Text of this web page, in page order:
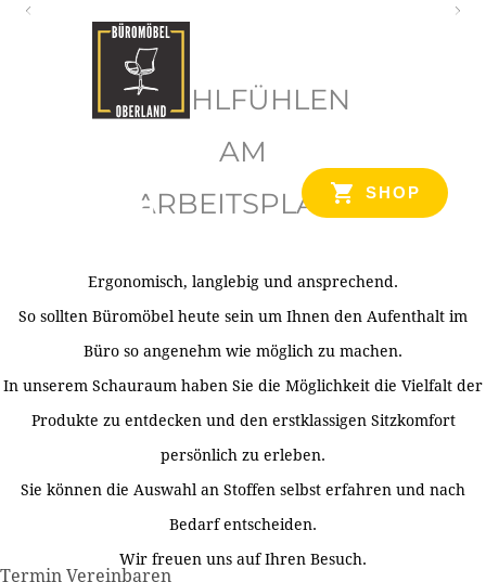
SHOP
WOHLFÜHLEN
AM
ARBEITSPLATZ
Ergonomisch, langlebig und ansprechend.
So sollten Büromöbel heute sein um Ihnen den Aufenthalt im
Büro so angenehm wie möglich zu machen.
In unserem Schauraum haben Sie die Möglichkeit die Vielfalt der
Produkte zu entdecken und den erstklassigen Sitzkomfort
persönlich zu erleben.
Sie können die Auswahl an Stoffen selbst erfahren und nach
Bedarf entscheiden.
Wir freuen uns auf Ihren Besuch.
Termin Vereinbaren